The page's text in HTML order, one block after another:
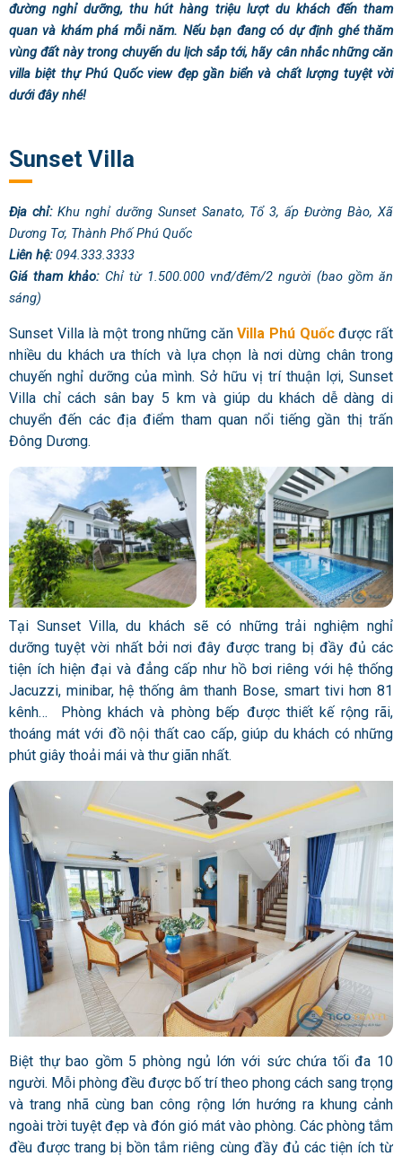
đường nghỉ dưỡng, thu hút hàng triệu lượt du khách đến tham
quan và khám phá mỗi năm. Nếu bạn đang có dự định ghé thăm
vùng đất này trong chuyến du lịch sắp tới, hãy cân nhắc những căn
villa biệt thự Phú Quốc view đẹp gần biển và chất lượng tuyệt vời
dưới đây nhé!
Sunset Villa
Địa chỉ: Khu nghỉ dưỡng Sunset Sanato, Tổ 3, ấp Đường Bào, Xã
Dương Tơ, Thành Phố Phú Quốc
Liên hệ:094.333.3333
Giá tham khảo:Chỉ từ 1.500.000 vnđ/đêm/2 người (bao gồm ăn
sáng)
Sunset Villa là một trong những cănVilla Phú Quốc được rất
nhiều du khách ưa thích và lựa chọn là nơi dừng chân trong
chuyến nghỉ dưỡng của mình. Sở hữu vị trí thuận lợi, Sunset
Villa chỉ cách sân bay 5 km và giúp du khách dễ dàng di
chuyển đến các địa điểm tham quan nổi tiếng gần thị trấn
Đông Dương.
Tại Sunset Villa, du khách sẽ có những trải nghiệm nghỉ
dưỡng tuyệt vời nhất bởi nơi đây được trang bị đầy đủ các
tiện ích hiện đại và đẳng cấp như hồ bơi riêng với hệ thống
Jacuzzi, minibar, hệ thống âm thanh Bose, smart tivi hơn 81
kênh… Phòng khách và phòng bếp được thiết kế rộng rãi,
thoáng mát với đồ nội thất cao cấp, giúp du khách có những
phút giây thoải mái và thư giãn nhất.
Biệt thự bao gồm 5 phòng ngủ lớn với sức chứa tối đa 10
người. Mỗi phòng đều được bố trí theo phong cách sang trọng
và trang nhã cùng ban công rộng lớn hướng ra khung cảnh
ngoài trời tuyệt đẹp và đón gió mát vào phòng. Các phòng tắm
đều được trang bị bồn tắm riêng cùng đầy đủ các tiện ích từ